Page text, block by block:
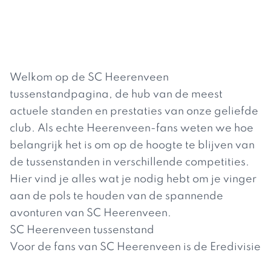
Welkom op de SC Heerenveen
tussenstandpagina, de hub van de meest
actuele standen en prestaties van onze geliefde
club. Als echte Heerenveen-fans weten we hoe
belangrijk het is om op de hoogte te blijven van
de tussenstanden in verschillende competities.
Hier vind je alles wat je nodig hebt om je vinger
aan de pols te houden van de spannende
avonturen van SC Heerenveen.
SC Heerenveen tussenstand
Voor de fans van SC Heerenveen is de Eredivisie